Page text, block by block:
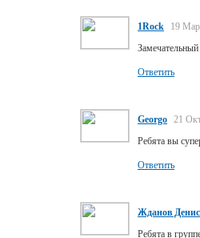
1Rock
19
Ответить
Georgo 21
Ребята вы
Ответить
Жданов Денис
Ребята в